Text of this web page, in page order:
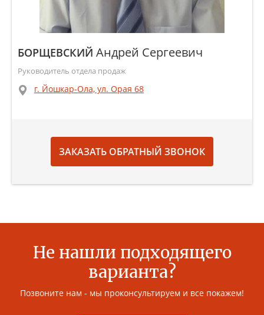
БОРЩЕВСКИЙ Андрей Сергеевич
Руководитель отдела продаж
г. Йошкар-Ола, ул. Орая 68
ЗАКАЗАТЬ ОБРАТНЫЙ ЗВОНОК
Не нашли подходящего
варианта?
Позвоните нам - мы проконсультируем и все покажем!